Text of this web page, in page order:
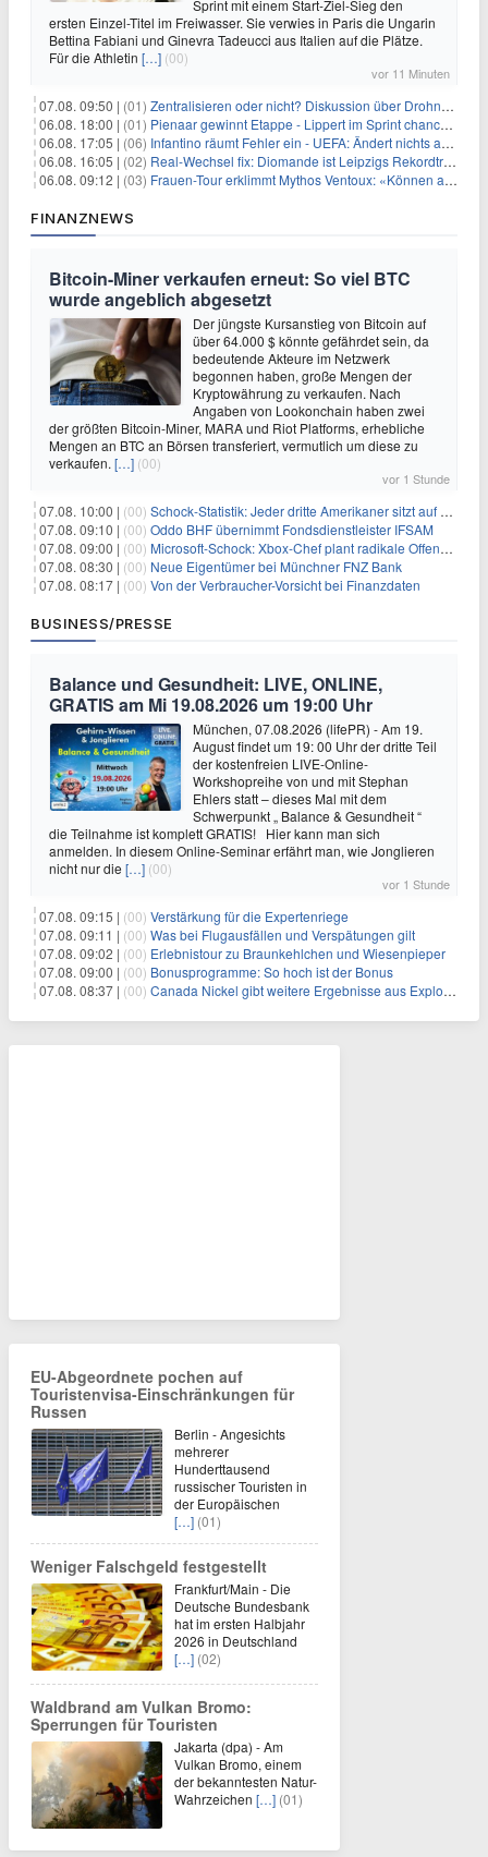
Sprint mit einem Start-Ziel-Sieg den
ersten Einzel-Titel im Freiwasser. Sie verwies in Paris die Ungarin
Bettina Fabiani und Ginevra Tadeucci aus Italien auf die Plätze.
Für die Athletin […] (00)
vor 11 Minuten
07.08. 09:50 | (01) Zentralisieren oder nicht? Diskussion über Drohnenabwehr
06.08. 18:00 | (01) Pienaar gewinnt Etappe - Lippert im Sprint chancenlos
06.08. 17:05 | (06) Infantino räumt Fehler ein - UEFA: Ändert nichts an Boykott
06.08. 16:05 | (02) Real-Wechsel fix: Diomande ist Leipzigs Rekordtransfer
06.08. 09:12 | (03) Frauen-Tour erklimmt Mythos Ventoux: «Können alles schaffen»
FINANZNEWS
Bitcoin-Miner verkaufen erneut: So viel BTC
wurde angeblich abgesetzt
Der jüngste Kursanstieg von Bitcoin auf
über 64.000 $ könnte gefährdet sein, da
bedeutende Akteure im Netzwerk
begonnen haben, große Mengen der
Kryptowährung zu verkaufen. Nach
Angaben von Lookonchain haben zwei
der größten Bitcoin-Miner, MARA und Riot Platforms, erhebliche
Mengen an BTC an Börsen transferiert, vermutlich um diese zu
verkaufen. […] (00)
vor 1 Stunde
07.08. 10:00 | (00) Schock-Statistik: Jeder dritte Amerikaner sitzt auf dem Trockenen – warum Sparen zur Luxus-Aktivität wird
07.08. 09:10 | (00) Oddo BHF übernimmt Fondsdienstleister IFSAM
07.08. 09:00 | (00) Microsoft-Schock: Xbox-Chef plant radikale Offensive – Gewinnmarge bis 2030 verdoppelt?
07.08. 08:30 | (00) Neue Eigentümer bei Münchner FNZ Bank
07.08. 08:17 | (00) Von der Verbraucher-Vorsicht bei Finanzdaten
BUSINESS/PRESSE
Balance und Gesundheit: LIVE, ONLINE,
GRATIS am Mi 19.08.2026 um 19:00 Uhr
München, 07.08.2026 (lifePR) - Am 19.
August findet um 19: 00 Uhr der dritte Teil
der kostenfreien LIVE-Online-
Workshopreihe von und mit Stephan
Ehlers statt – dieses Mal mit dem
Schwerpunkt „ Balance & Gesundheit “
die Teilnahme ist komplett GRATIS! Hier kann man sich
anmelden. In diesem Online-Seminar erfährt man, wie Jonglieren
nicht nur die […] (00)
vor 1 Stunde
07.08. 09:15 | (00) Verstärkung für die Expertenriege
07.08. 09:11 | (00) Was bei Flugausfällen und Verspätungen gilt
07.08. 09:02 | (00) Erlebnistour zu Braunkehlchen und Wiesenpieper
07.08. 09:00 | (00) Bonusprogramme: So hoch ist der Bonus
07.08. 08:37 | (00) Canada Nickel gibt weitere Ergebnisse aus Explorationsbohrungen sowie die bislang hochgradigsten Abschnitte im Reid-Nickelsulfid-Projekt bekannt
EU-Abgeordnete pochen auf
Touristenvisa-Einschränkungen für
Russen
Berlin - Angesichts
mehrerer
Hunderttausend
russischer Touristen in
der Europäischen
[…] (01)
Weniger Falschgeld festgestellt
Frankfurt/Main - Die
Deutsche Bundesbank
hat im ersten Halbjahr
2026 in Deutschland
[…] (02)
Waldbrand am Vulkan Bromo:
Sperrungen für Touristen
Jakarta (dpa) - Am
Vulkan Bromo, einem
der bekanntesten Natur-
Wahrzeichen […] (01)